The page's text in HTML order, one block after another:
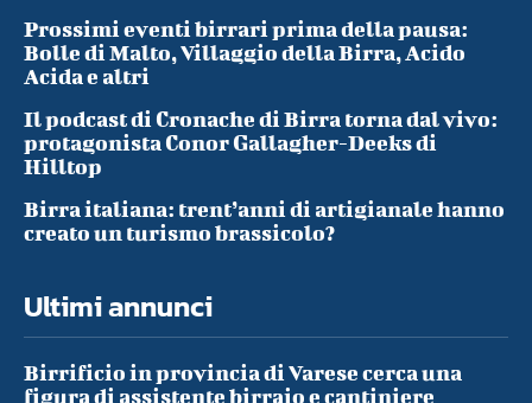
Prossimi eventi birrari prima della pausa:
Bolle di Malto, Villaggio della Birra, Acido
Acida e altri
Il podcast di Cronache di Birra torna dal vivo:
protagonista Conor Gallagher-Deeks di
Hilltop
Birra italiana: trent’anni di artigianale hanno
creato un turismo brassicolo?
Ultimi annunci
Birrificio in provincia di Varese cerca una
figura di assistente birraio e cantiniere